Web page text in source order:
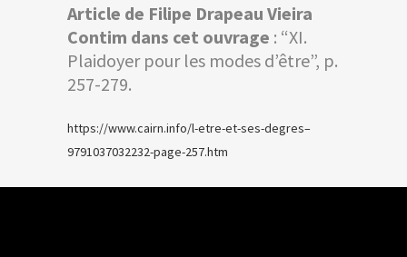
Article de Filipe Drapeau Vieira
Contim dans cet ouvrage : “XI.
Plaidoyer pour les modes d’être”, p.
257-279.
https://www.cairn.info/l-etre-et-ses-degres–
9791037032232-page-257.htm